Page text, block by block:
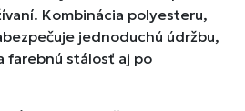
Kombinácia polyesteru,
jednoduchú údržbu,
farebnú stálosť aj po